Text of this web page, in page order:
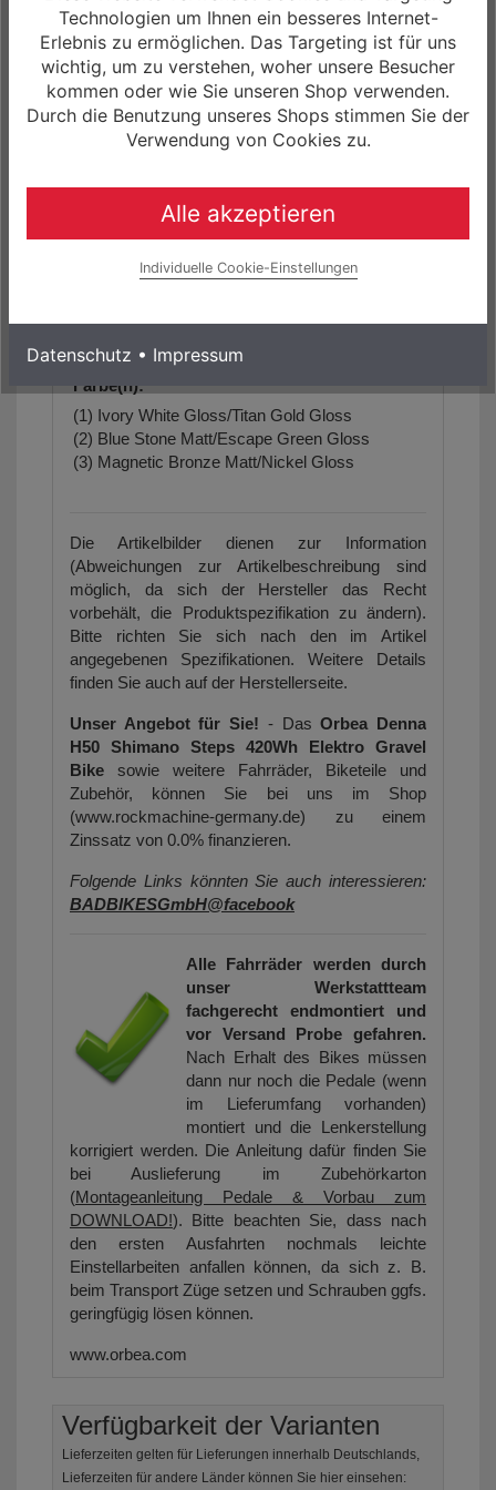
Programm!
Gewicht:
keine Angaben
max. zulässiges Gesamtgewicht:
Geometriedaten:
siehe Artikelbilder/Artikelbeschreibung
Größe(n):
Farbe(n):
(1) Ivory White Gloss/Titan Gold Gloss
(2) Blue Stone Matt/Escape Green Gloss
(3) Magnetic Bronze Matt/Nickel Gloss
Die Artikelbilder dienen zur Information
(Abweichungen zur Artikelbeschreibung sind
möglich, da sich der Hersteller das Recht
vorbehält, die Produktspezifikation zu ändern).
Bitte richten Sie sich nach den im Artikel
angegebenen Spezifikationen. Weitere Details
finden Sie auch auf der Herstellerseite.
Unser Angebot für Sie! - DasOrbea Denna
H50 Shimano Steps 420Wh Elektro Gravel
Bike sowie weitere Fahrräder, Biketeile und
Zubehör, können Sie bei uns im Shop
(www.rockmachine-germany.de) zu einem
Zinssatz von 0.0% finanzieren.
Folgende Links könnten Sie auch interessieren:
BADBIKESGmbH@facebook
Alle Fahrräder werden durch
unser Werkstattteam
fachgerecht endmontiert und
vor Versand Probe gefahren.
Nach Erhalt des Bikes müssen
dann nur noch die Pedale (wenn
im Lieferumfang vorhanden)
montiert und die Lenkerstellung
korrigiert werden. Die Anleitung dafür finden Sie
bei Auslieferung im Zubehörkarton
(Montageanleitung Pedale & Vorbau zum
DOWNLOAD!). Bitte beachten Sie, dass nach
den ersten Ausfahrten nochmals leichte
Einstellarbeiten anfallen können, da sich z. B.
beim Transport Züge setzen und Schrauben ggfs.
geringfügig lösen können.
www.orbea.com
Verfügbarkeit der Varianten
Lieferzeiten gelten für Lieferungen innerhalb Deutschlands,
Lieferzeiten für andere Länder können Sie hier einsehen:
Technologien um Ihnen ein besseres Internet-
Erlebnis zu ermöglichen. Das Targeting ist für uns
wichtig, um zu verstehen, woher unsere Besucher
kommen oder wie Sie unseren Shop verwenden.
Durch die Benutzung unseres Shops stimmen Sie der
Verwendung von Cookies zu.
Alle akzeptieren
Individuelle Cookie-Einstellungen
Datenschutz • Impressum